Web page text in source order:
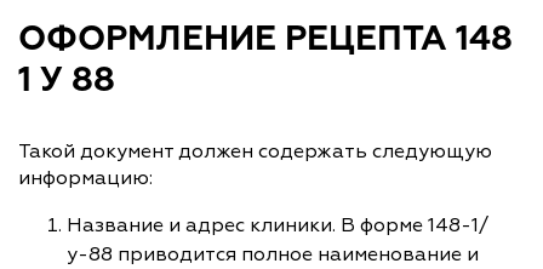
ОФОРМЛЕНИЕ РЕЦЕПТА 148
1 У 88
Такой документ должен содержать следующую
информацию:
Название и адрес клиники. В форме 148-1/
у-88 приводится полное наименование и